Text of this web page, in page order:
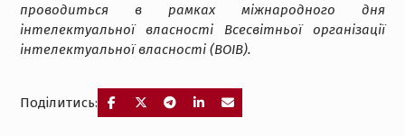
проводиться в рамках міжнародного дня
інтелектуальної власності Всесвітньої організації
інтелектуальної власності (ВОІВ).
Поділитись: